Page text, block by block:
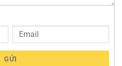
GỬI